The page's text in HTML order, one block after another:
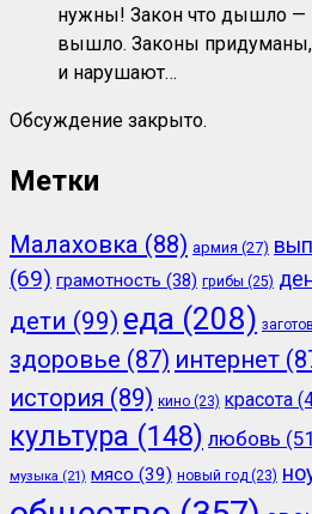
нужны! Закон что дышло —
вышло. Законы придуманы,
и нарушают…
Обсуждение закрыто.
Метки
Малаховка (88) армия (27)
(69) грамотность (38) грибы (25)
дети (99) еда (208)
здоровье (87) интернет
история (89) кино (23) красота
культура (148) любовь
музыка (21) мясо (39) новый год (23)